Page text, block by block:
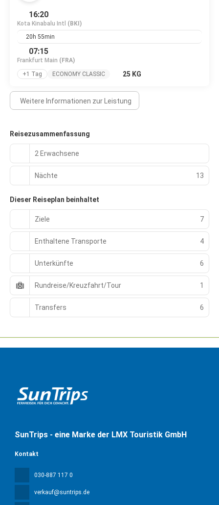
16:20
Kota Kinabalu Intl (BKI)
20h 55min
07:15
Frankfurt Main (FRA)
+1 Tag
ECONOMY CLASSIC 25 KG
Weitere Informationen zur Leistung
Reisezusammenfassung
2 Erwachsene
Nächte 13
Dieser Reiseplan beinhaltet
Ziele 7
Enthaltene Transporte 4
Unterkünfte 6
Rundreise/Kreuzfahrt/Tour 1
Transfers 6
SunTrips - eine Marke der LMX Touristik GmbH
Kontakt
030-887 117 0
verkauf@suntrips.de